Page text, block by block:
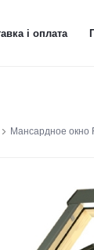
і оплата
Мансардное окно